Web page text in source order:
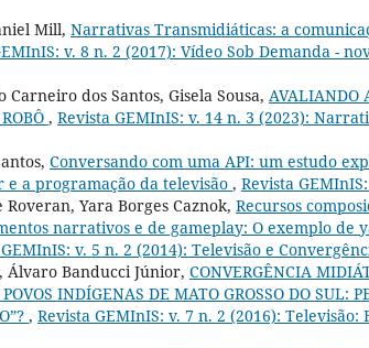
Mill, Narrativas Transmidiáticas: a
v. 8 n. 2 (2017): Vídeo Sob Demanda -
dos Santos, Gisela Sousa, AVALIANDO
, Revista GEMInIS: v. 14 n. 3 (2023):
Conversando com uma API: um estudo
a programação da televisão , Revista
Yara Borges Caznok, Recursos
narrativos e de gameplay: O exemplo de
v. 5 n. 2 (2014): Televisão e
Álvaro Banducci Júnior, CONVERGÊNCIA
INDÍGENAS DE MATO GROSSO DO SUL:
, Revista GEMInIS: v. 7 n. 2 (2016):